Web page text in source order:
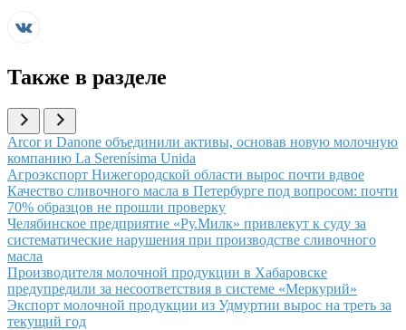
Также в разделе
Иллюстрация новости
Arcor и Danone объединили активы, основав новую молочную
компанию La Serenísima Unida
Иллюстрация новости
Агроэкспорт Нижегородской области вырос почти вдвое
Иллюстрация новости
Качество сливочного масла в Петербурге под вопросом: почти
70% образцов не прошли проверку
Иллюстрация новости
Челябинское предприятие «Ру.Милк» привлекут к суду за
систематические нарушения при производстве сливочного
масла
Иллюстрация новости
Производителя молочной продукции в Хабаровске
предупредили за несоответствия в системе «Меркурий»
Иллюстрация новости
Экспорт молочной продукции из Удмуртии вырос на треть за
текущий год